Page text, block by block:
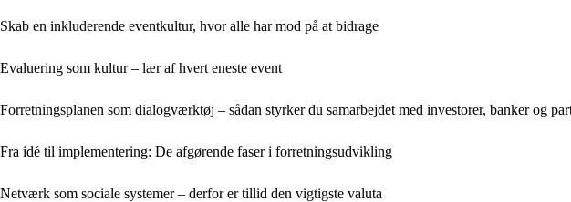
Skab en inkluderende eventkultur, hvor alle har mod på at bidrage
Evaluering som kultur – lær af hvert eneste event
Forretningsplanen som dialogværktøj – sådan styrker du samarbejdet med investorer, banker og
Fra idé til implementering: De afgørende faser i forretningsudvikling
Netværk som sociale systemer – derfor er tillid den vigtigste valuta